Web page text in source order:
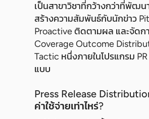
เป็นสาขาวิชาที่กว้างกว่าที่พัฒน
สร้างความสัมพันธ์กับนักข่าว
Proactive ติดตามผล และจัดก
Coverage Outcome
Tactic หนึ่งภายในโปรแกรม
แบบ
Press Release
ค่าใช้จ่ายเท่าไหร่?